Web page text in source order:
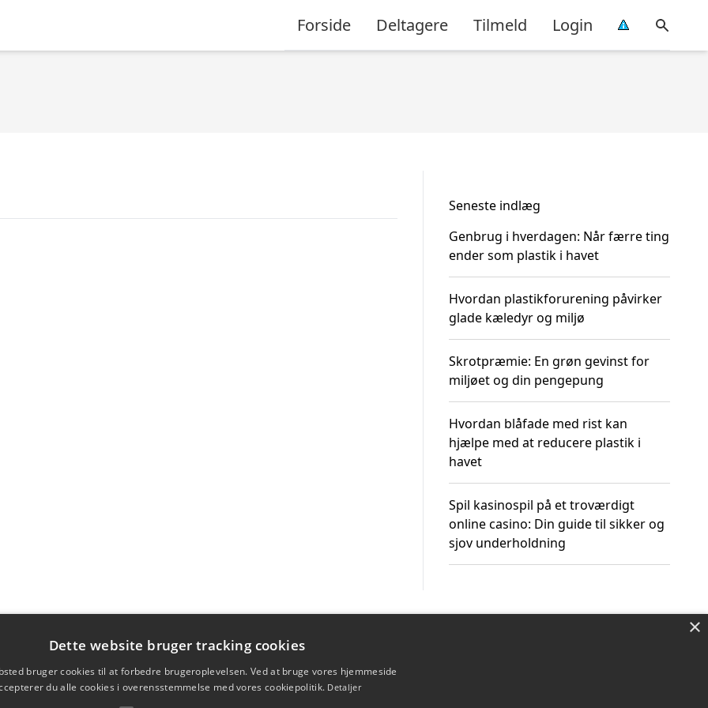
Forside Deltagere Tilmeld Login
Seneste indlæg
Genbrug i hverdagen: Når færre ting
ender som plastik i havet
Hvordan plastikforurening påvirker
glade kæledyr og miljø
Skrotpræmie: En grøn gevinst for
miljøet og din pengepung
Hvordan blåfade med rist kan
hjælpe med at reducere plastik i
havet
Spil kasinospil på et troværdigt
online casino: Din guide til sikker og
sjov underholdning
×
Dette website bruger tracking cookies
bruger cookies til at forbedre brugeroplevelsen. Ved at bruge vores hjemmeside
du alle cookies i overensstemmelse med vores cookiepolitik. Detaljer